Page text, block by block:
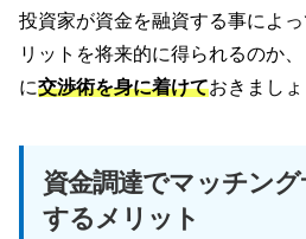
投資家が資金を融資する事によ
リットを将来的に得られるのか
に交渉術を身に着けておきましょ
資金調達でマッチン
するメリット